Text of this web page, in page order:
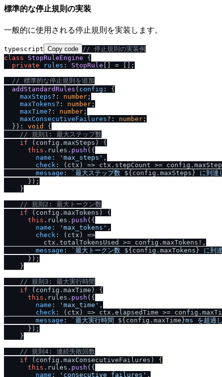
標準的な停止規則の実装
一般的に使用される停止規則を実装します。
typescript Copy code / / 停止規則の実装例
class
StopRuleEngine {
private
rules : StopRule [] = [];
/ / 標準的な停止規則を追加
addStandardRules ( config : {
maxSteps?: number ;
maxTokens?: number ;
maxTime?: number ;
maxConsecutiveFailures?: number ;
  }):
void
{
/ / 規則1: 最大ステップ数
if (config. maxSteps ) {
this . rules . push ({
name : 'max_steps' ,
check : ( ctx ) => ctx. stepCount >= config.
message : `最大ステップ数 ${config.maxSteps} に到達
      });
    }
/ / 規則2: 最大トークン数
if (config. maxTokens ) {
this . rules . push ({
name : 'max_tokens' ,
check : ( ctx ) =>
          ctx.
totalTokensUsed >= config. maxTokens !,
message : `最大トークン数 ${config.maxTokens} に到
      });
    }
/ / 規則3: 最大実行時間
if (config. maxTime ) {
this . rules . push ({
name : 'max_time' ,
check : ( ctx ) => ctx. elapsedTime >= config.
message : `最大実行時間 ${config.maxTime}ms を超過
      });
    }
/ / 規則4: 連続失敗回数
if (config. maxConsecutiveFailures ) {
this . rules . push ({
name : 'consecutive_failures' ,